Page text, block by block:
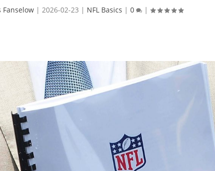
Fanselow |2026-02-23 | NFL Basics |0 |